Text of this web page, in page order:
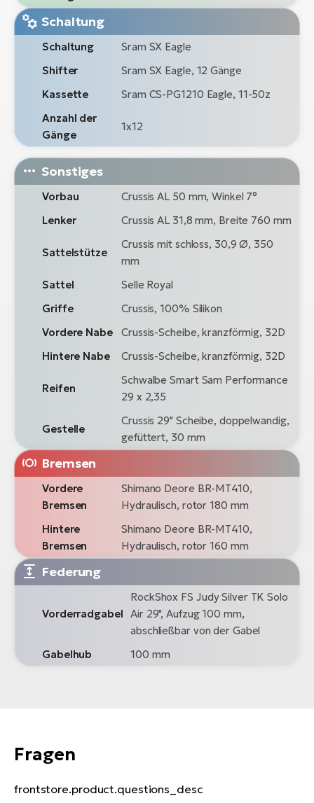
Schaltung
Schaltung
Sram SX Eagle
Shifter
Sram SX Eagle, 12 Gänge
Kassette
Sram CS-PG1210 Eagle, 11-50z
Anzahl der
Gänge
1x12
Sonstiges
Vorbau
Crussis AL 50 mm, Winkel 7°
Lenker
Crussis AL 31,8 mm, Breite 760 mm
Sattelstütze
Crussis mit schloss, 30,9 Ø, 350
mm
Sattel
Selle Royal
Griffe
Crussis, 100% Silikon
Vordere Nabe
Crussis-Scheibe, kranzförmig, 32D
Hintere Nabe
Crussis-Scheibe, kranzförmig, 32D
Reifen
Schwalbe Smart Sam Performance
29 x 2,35
Gestelle
Crussis 29" Scheibe, doppelwandig,
gefüttert, 30 mm
Bremsen
Vordere
Bremsen
Shimano Deore BR-MT410,
Hydraulisch, rotor 180 mm
Hintere
Bremsen
Shimano Deore BR-MT410,
Hydraulisch, rotor 160 mm
Federung
Vorderradgabel
RockShox FS Judy Silver TK Solo
Air 29", Aufzug 100 mm,
abschließbar von der Gabel
Gabelhub
100 mm
Fragen
frontstore.product.questions_desc